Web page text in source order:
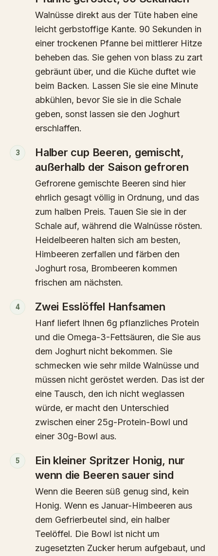
Walnüsse direkt aus der Tüte haben eine
leicht gerbstoffige Kante. 90 Sekunden in
einer trockenen Pfanne bei mittlerer Hitze
beheben das. Sie gehen von blass zu zart
gebräunt über, und die Küche duftet wie
beim Backen. Lassen Sie sie eine Minute
abkühlen, bevor Sie sie in die Schale
geben, sonst lassen sie den Joghurt
erschlaffen.
3
Halber cup Beeren, gemischt,
außerhalb der Saison gefroren
Gefrorene gemischte Beeren sind hier
ehrlich gesagt völlig in Ordnung, und das
zum halben Preis. Tauen Sie sie in der
Schale auf, während die Walnüsse rösten.
Heidelbeeren halten sich am besten,
Himbeeren zerfallen und färben den
Joghurt rosa, Brombeeren kommen
frischen am nächsten.
4 Zwei Esslöffel Hanfsamen
Hanf liefert Ihnen 6g pflanzliches Protein
und die Omega-3-Fettsäuren, die Sie aus
dem Joghurt nicht bekommen. Sie
schmecken wie sehr milde Walnüsse und
müssen nicht geröstet werden. Das ist der
eine Tausch, den ich nicht weglassen
würde, er macht den Unterschied
zwischen einer 25g-Protein-Bowl und
einer 30g-Bowl aus.
5
Ein kleiner Spritzer Honig, nur
wenn die Beeren sauer sind
Wenn die Beeren süß genug sind, kein
Honig. Wenn es Januar-Himbeeren aus
dem Gefrierbeutel sind, ein halber
Teelöffel. Die Bowl ist nicht um
zugesetzten Zucker herum aufgebaut, und